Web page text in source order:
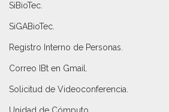
SiBioTec
SiGABioTec.
Registro Interno de Personas
Correo IBt en Gmail
Solicitud de Videoconferencia.